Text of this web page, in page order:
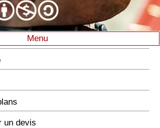
Menu
un devis